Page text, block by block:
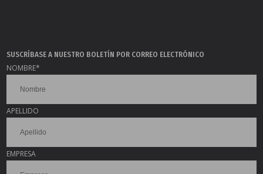
SUSCRÍBASE A NUESTRO BOLETÍN POR CORREO ELECTRÓNICO
NOMBRE*
APELLIDO
EMPRESA